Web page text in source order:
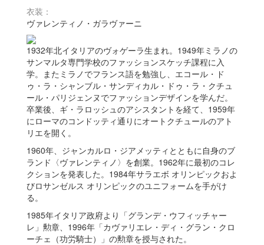
衣装：
ヴァレンティノ・ガラヴァーニ
1932年北イタリアのヴォゲーラ生まれ。1949年ミラノの
サンマルタ専門学校のファッションスケッチ課程に入
学。またミラノでフランス語を勉強し、エコール・ド
ゥ・ラ・シャンブル・サンディカル・ドゥ・ラ・クチュ
ール・パリジェンヌでファッションデザインを学んだ。
卒業後、ギ・ラロッシュのアシスタントを経て、1959年
にローマのコンドッティ通りにオートクチュールのアト
リエを開く。
1960年、ジャンカルロ・ジアメッティとともに自身のブ
ランド〈ヴァレンティノ〉を創業。1962年に最初のコレ
クションを発表した。1984年サラエボ オリンピックおよ
びロサンゼルス オリンピックのユニフォームを手がけ
る。
1985年イタリア政府より「グランデ・ウフィッチャー
レ」勲章、1996年「カヴァリエレ・ディ・グラン・クロ
ーチェ（功労騎士）」の勲章を授与された。